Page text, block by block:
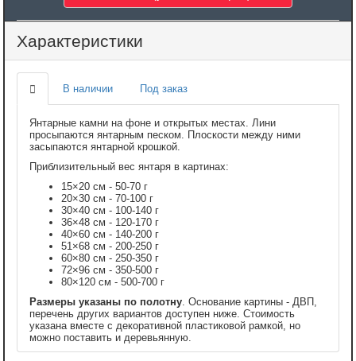
Характеристики
В наличии Под заказ
Янтарные камни на фоне и открытых местах. Лини
просыпаются янтарным песком. Плоскости между ними
засыпаются янтарной крошкой.
Приблизительный вес янтаря в картинах:
15×20 см - 50-70 г
20×30 см - 70-100 г
30×40 см - 100-140 г
36×48 см - 120-170 г
40×60 см - 140-200 г
51×68 см - 200-250 г
60×80 см - 250-350 г
72×96 см - 350-500 г
80×120 см - 500-700 г
Размеры указаны по полотну . Основание картины - ДВП,
перечень других вариантов доступен ниже. Стоимость
указана вместе с декоративной пластиковой рамкой, но
можно поставить и деревьянную.